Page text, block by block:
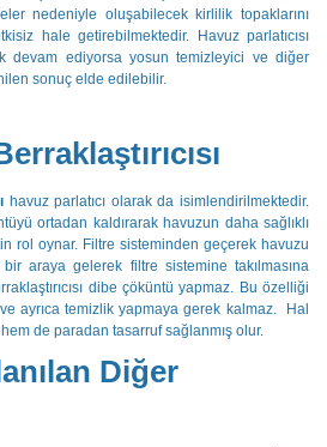
nedeniyle oluşabilecek kirlilik topaklarını
hale getirebilmektedir. Havuz parlatıcısı
devam ediyorsa yosun temizleyici ve diğer
sonuç elde edilebilir.
havuz parlatıcı olarak da isimlendirilmektedir.
ortadan kaldırarak havuzun daha sağlıklı
rol oynar. Filtre sisteminden geçerek havuzu
araya gelerek filtre sistemine takılmasına
dibe çöküntü yapmaz. Bu özelliği
ayrıca temizlik yapmaya gerek kalmaz. Hal
de paradan tasarruf sağlanmış olur.
Diğer